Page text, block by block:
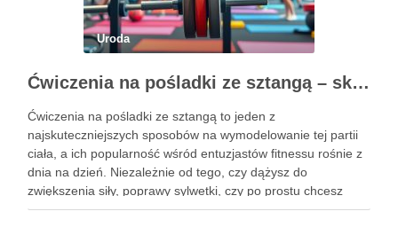
Uroda
Ćwiczenia na pośladki ze sztangą – skuteczne metody i techniki treningowe
Ćwiczenia na pośladki ze sztangą to jeden z
najskuteczniejszych sposobów na wymodelowanie tej partii
ciała, a ich popularność wśród entuzjastów fitnessu rośnie z
dnia na dzień. Niezależnie od tego, czy dążysz do
zwiększenia siły, poprawy sylwetki, czy po prostu chcesz
poczuć się lepiej w swoim ciele, odpowiednio dobrane